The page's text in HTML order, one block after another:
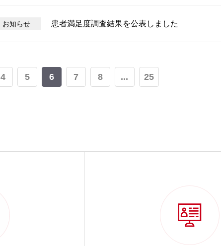
お知らせ 患者満足度調査結果を公表しました
4 5 6 7 8 ... 25